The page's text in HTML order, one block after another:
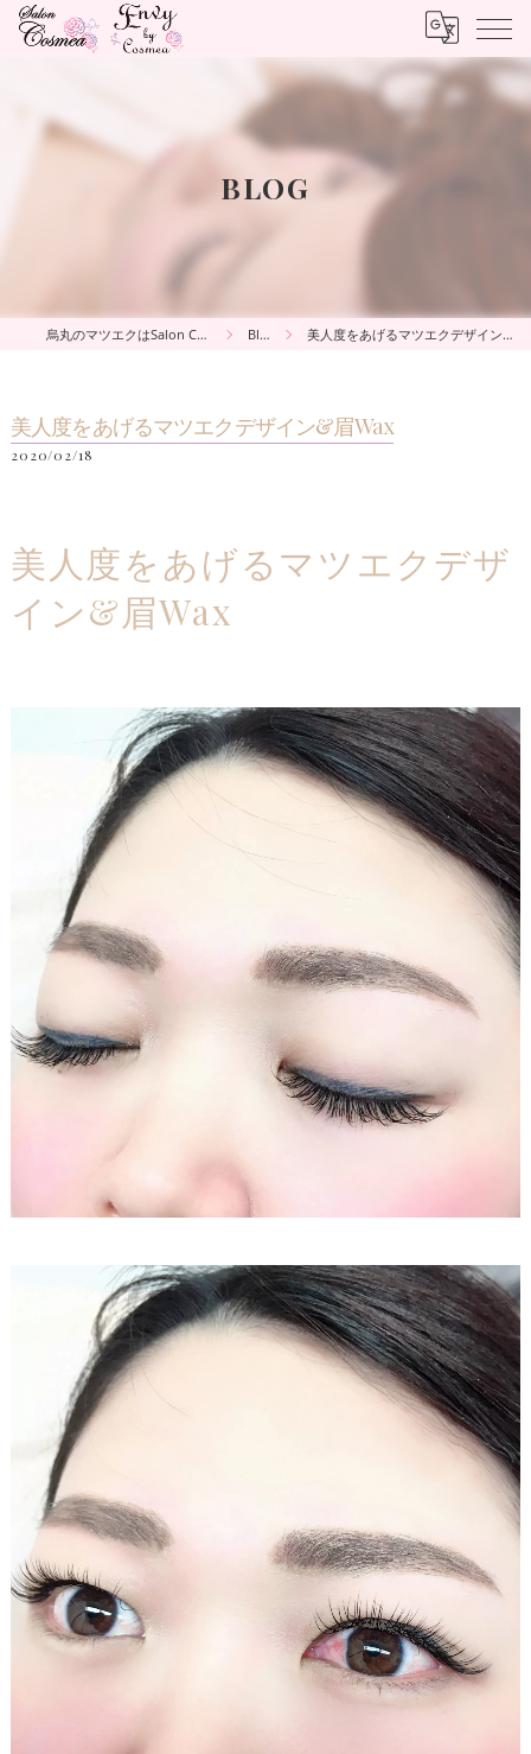
BLOG
烏丸のマツエクはSalon Cosmea Blog 美人度をあげるマツエクデザイン&眉Wax
美人度をあげるマツエクデザイン&眉Wax
2020/02/18
美人度をあげるマツエクデザ
イン&眉Wax